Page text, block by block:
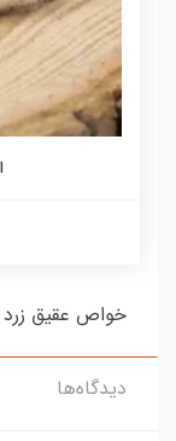
خواص عقیق
دیدگاه‌ها